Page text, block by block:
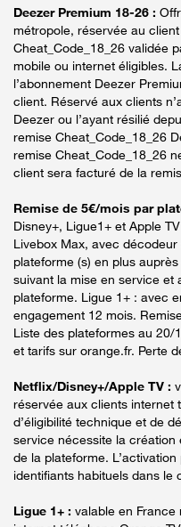
Deezer Premium 18-26 :
métropole, réservée au
Cheat_Code_18_26 validée
mobile ou internet éligibles.
l’abonnement Deezer
client. Réservé aux clients
Deezer ou l’ayant résilié
remise Cheat_Code_18_26
remise Cheat_Code_18_26
client sera facturé de la
Remise de 5€/mois par
Disney+, Ligue1+ et Apple
Livebox Max, avec
plateforme (s) en plus
suivant la mise en service et
plateforme. Ligue 1+ : avec
engagement 12 mois.
Liste des plateformes au 20/
et tarifs sur orange.fr. Perte
Netflix/Disney+/Apple TV :
réservée aux clients internet
d’éligibilité technique et de
service nécessite la
de la plateforme.
identifiants habituels dans le
Ligue 1+ : valable en